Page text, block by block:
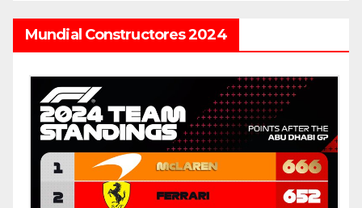
Mundial Constructores 2024